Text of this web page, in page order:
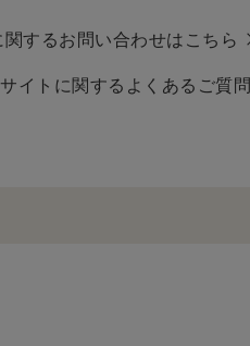
するお問い合わせはこちら
サイトに関するよくあるご質問